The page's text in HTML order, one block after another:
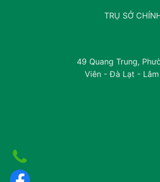
TRỤ SỞ
49 Quang Trung,
Viên - Đà Lạt -